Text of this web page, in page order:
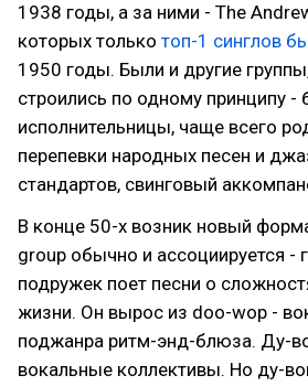
1938 годы, а за ними - The
которых только топ-1 синглов
1950 годы. Были и другие
строились по одному принципу -
исполнительницы, чаще всего
перепевки народных песен и
стандартов, свинговый
В конце 50-х возник новый
group обычно и ассоциируется -
подружек поет песни о
жизни. Он вырос из doo-wop -
поджанра ритм-энд-блюза. Ду-
вокальные коллективы. Но ду-